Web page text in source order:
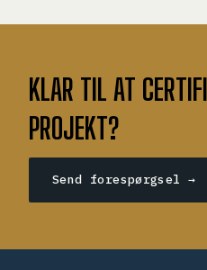
KLAR TIL AT
PROJEKT?
Send forespørgsel →